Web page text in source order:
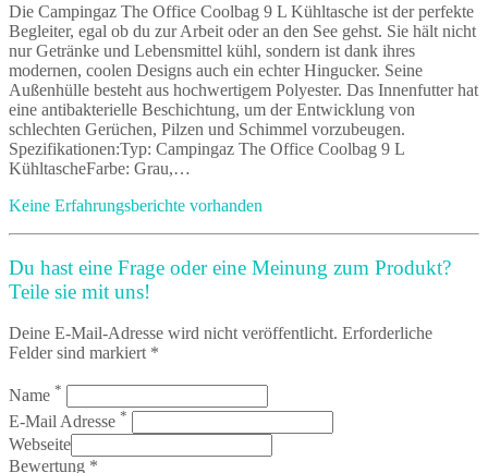
Die Campingaz The Office Coolbag 9 L Kühltasche ist der perfekte
Begleiter, egal ob du zur Arbeit oder an den See gehst. Sie hält nicht
nur Getränke und Lebensmittel kühl, sondern ist dank ihres
modernen, coolen Designs auch ein echter Hingucker. Seine
Außenhülle besteht aus hochwertigem Polyester. Das Innenfutter hat
eine antibakterielle Beschichtung, um der Entwicklung von
schlechten Gerüchen, Pilzen und Schimmel vorzubeugen.
Spezifikationen:Typ: Campingaz The Office Coolbag 9 L
KühltascheFarbe: Grau,…
Keine Erfahrungsberichte vorhanden
Du hast eine Frage oder eine Meinung zum Produkt?
Teile sie mit uns!
Deine E-Mail-Adresse wird nicht veröffentlicht. Erforderliche
Felder sind markiert *
Name *
E-Mail Adresse *
Webseite
Bewertung *